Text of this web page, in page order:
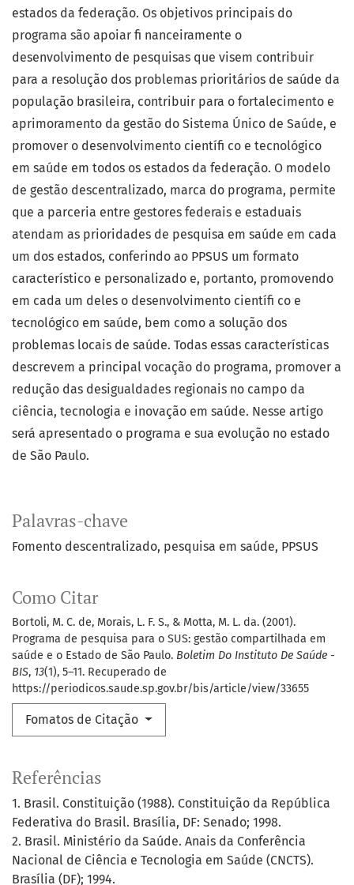
Palavras-chave
Fomento descentralizado pesquisa em saúde PPSUS
Como Citar
Bortoli, M. C. de, Morais, L. F. S., & Motta, M. L. da. (2001).
Programa de pesquisa para o SUS: gestão compartilhada em
saúde e o Estado de São Paulo. Boletim Do Instituto De Saúde -
BIS, 13(1), 5–11. Recuperado de
https://periodicos.saude.sp.gov.br/bis/article/view/33655
Fomatos de Citação
estados da federação. Os objetivos principais do
programa são apoiar fi nanceiramente o
desenvolvimento de pesquisas que visem contribuir
para a resolução dos problemas prioritários de saúde da
população brasileira, contribuir para o fortalecimento e
aprimoramento da gestão do Sistema Único de Saúde, e
promover o desenvolvimento científi co e tecnológico
em saúde em todos os estados da federação. O modelo
de gestão descentralizado, marca do programa, permite
que a parceria entre gestores federais e estaduais
atendam as prioridades de pesquisa em saúde em cada
um dos estados, conferindo ao PPSUS um formato
característico e personalizado e, portanto, promovendo
em cada um deles o desenvolvimento científi co e
tecnológico em saúde, bem como a solução dos
problemas locais de saúde. Todas essas características
descrevem a principal vocação do programa, promover a
redução das desigualdades regionais no campo da
ciência, tecnologia e inovação em saúde. Nesse artigo
será apresentado o programa e sua evolução no estado
de São Paulo.
Referências
1. Brasil. Constituição (1988). Constituição da República
Federativa do Brasil. Brasília, DF: Senado; 1998.
2. Brasil. Ministério da Saúde. Anais da Conferência
Nacional de Ciência e Tecnologia em Saúde (CNCTS).
Brasília (DF); 1994.